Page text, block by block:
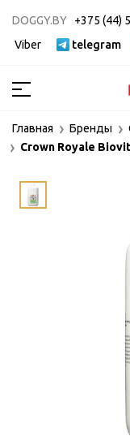
DOGGY.BY +375 (44)
Viber
telegram
Главная Бренды
Crown Royale